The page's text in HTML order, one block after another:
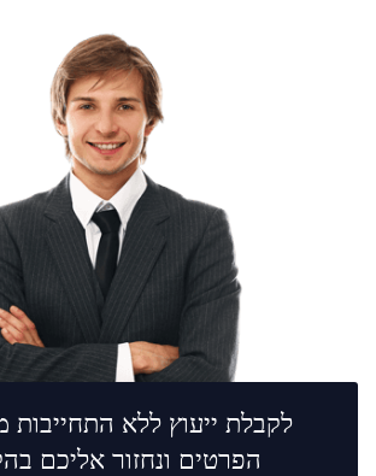
לקבלת ייעוץ ללא התחייבות
הפרטים ונחזור אליכם